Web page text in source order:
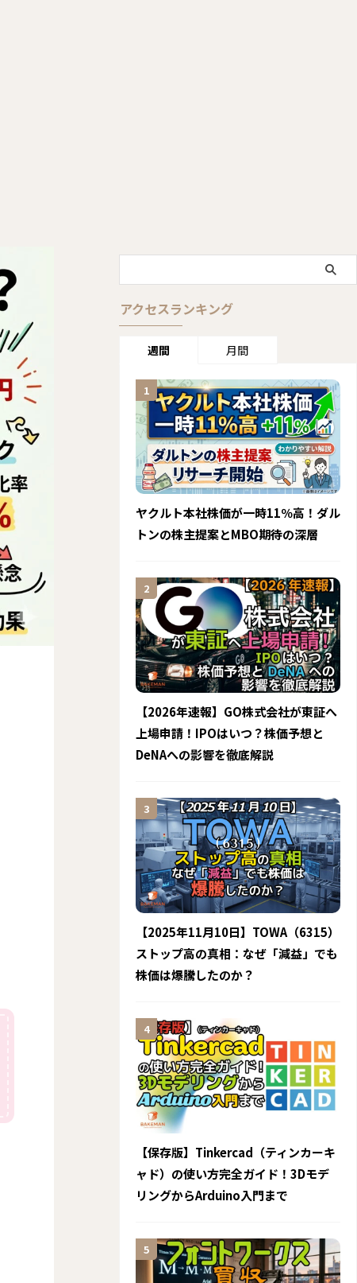
アクセスランキング
週間 月間
ヤクルト本社株価が一時11％高！ダル
トンの株主提案とMBO期待の深層
【2026年速報】GO株式会社が東証へ
上場申請！IPOはいつ？株価予想と
DeNAへの影響を徹底解説
【2025年11月10日】TOWA（6315）
ストップ高の真相：なぜ「減益」でも
株価は爆騰したのか？
【保存版】Tinkercad（ティンカーキ
ャド）の使い方完全ガイド！3Dモデ
リングからArduino入門まで